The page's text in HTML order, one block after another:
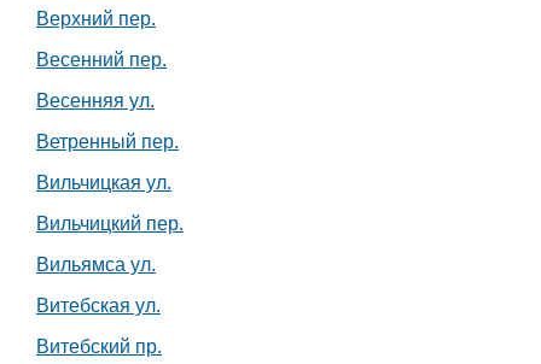
Верхний пер.
Весенний пер.
Весенняя ул.
Ветренный пер.
Вильчицкая ул.
Вильчицкий пер.
Вильямса ул.
Витебская ул.
Витебский пр.